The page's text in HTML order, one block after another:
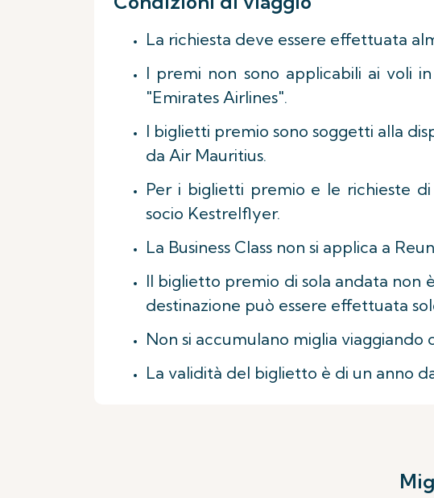
La richiesta deve essere effettuata
I premi non sono applicabili ai voli
"Emirates Airlines".
I biglietti premio sono soggetti alla
da Air Mauritius.
Per i biglietti premio e le richieste
socio Kestrelflyer.
La Business Class non si applica a
Il biglietto premio di sola andata non
destinazione può essere effettuata
Non si accumulano miglia
La validità del biglietto è di un anno